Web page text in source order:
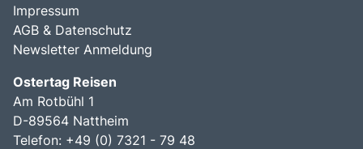
Impressum
AGB & Datenschutz
Newsletter Anmeldung
Ostertag Reisen
Am Rotbühl 1
D-89564 Nattheim
Telefon: +49 (0) 7321 - 79 48